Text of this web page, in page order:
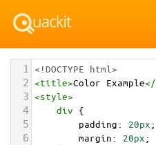
1 <!DOCTYPE html>
2 <title>Color Example</
3 <style>
4 div {
5 padding: 20px;
6 margin: 20px;